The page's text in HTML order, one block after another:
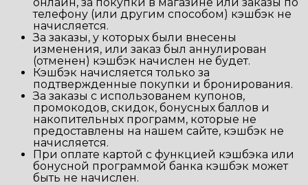
телефону (или другим способом) кэшбэк не
начисляется.
За заказы, у которых были внесены
изменения, или заказ был аннулирован
(отменен) кэшбэк начислен не будет.
Кэшбэк начисляется только за
подтвержденные покупки и бронирования.
За заказы с использованем купонов,
промокодов, скидок, бонусных баллов и
накопительных программ, которые не
предоставлены на нашем сайте, кэшбэк не
начисляется.
При оплате картой с функцией кэшбэка или
бонусной программой банка кэшбэк может
быть не начислен.